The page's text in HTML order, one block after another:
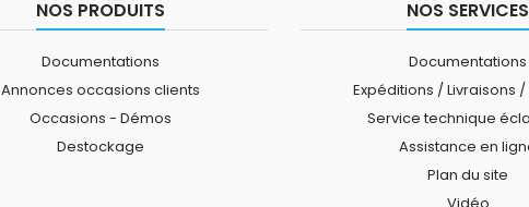
NOS PRODUITS
Documentations
Annonces occasions clients
Occasions - Démos
Destockage
NOS SERVICES
Documentations
Expéditions / Livraisons
Service technique
Assistance en
Plan du site
Vidéo